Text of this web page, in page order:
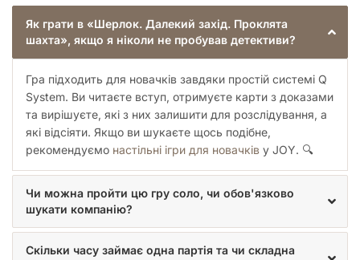
Як грати в «Шерлок. Далекий захід. Проклята
шахта», якщо я ніколи не пробував детективи?
Гра підходить для новачків завдяки простій системі Q
System. Ви читаєте вступ, отримуєте карти з доказами
та вирішуєте, які з них залишити для розслідування, а
які відсіяти. Якщо ви шукаєте щось подібне,
рекомендуємо настільні ігри для новачків у JOY. 🔍
Чи можна пройти цю гру соло, чи обов'язково
шукати компанію?
Скільки часу займає одна партія та чи складна